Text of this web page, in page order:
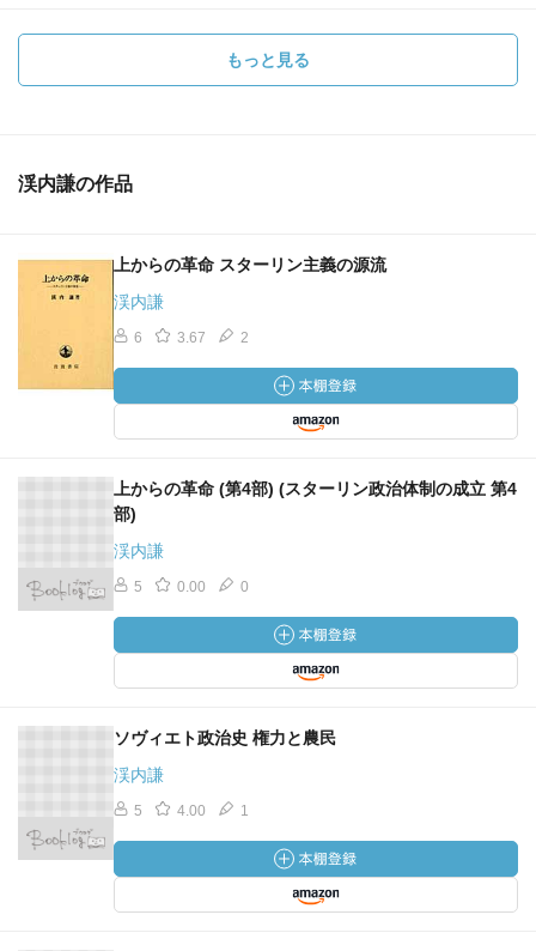
もっと見る
渓内謙の作品
上からの革命 スターリン主義の源流
渓内謙
6 3.67 2
上からの革命 (第4部) (スターリン政治体制の成立 第4
部)
渓内謙
5 0.00 0
ソヴィエト政治史 権力と農民
渓内謙
5 4.00 1